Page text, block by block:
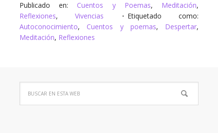
Publicado en: Cuentos y Poemas, Meditación,
Reflexiones, Vivencias
Etiquetado como:
Autoconocimiento, Cuentos y poemas, Despertar,
Meditación, Reflexiones